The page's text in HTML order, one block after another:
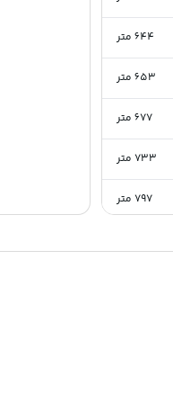
644 متر
653 متر
677 متر
733 متر
797 متر